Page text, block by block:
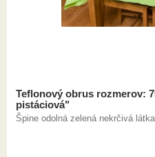
Teflonový obrus rozmerov:
pistáciová"
Špine odolná zelená nekrčivá